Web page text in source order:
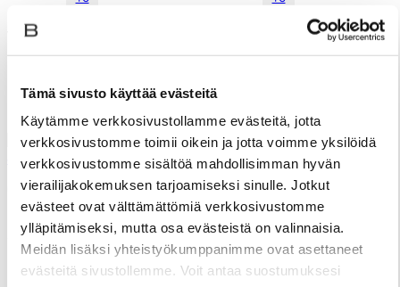
Tämä sivusto käyttää evästeitä
Käytämme verkkosivustollamme evästeitä, jotta
verkkosivustomme toimii oikein ja jotta voimme yksilöidä
verkkosivustomme sisältöä mahdollisimman hyvän
vierailijakokemuksen tarjoamiseksi sinulle. Jotkut
evästeet ovat välttämättömiä verkkosivustomme
ylläpitämiseksi, mutta osa evästeistä on valinnaisia.
Meidän lisäksi yhteistyökumppanimme ovat asettaneet
evästeitä sivustollemme. Voit antaa suostumuksesi
Velvet Candle 10cm Velvet Candle 10cm
+5
Sisilia napkin 2pcs 45x45cm
Pellavainen lautasliina
+5
Sisilia napkin 2pcs 45x45cm
Pellavainen lautasliina